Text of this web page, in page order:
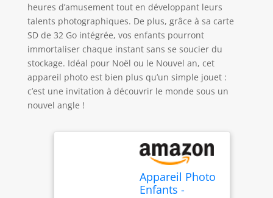
heures d’amusement tout en développant leurs
talents photographiques. De plus, grâce à sa carte
SD de 32 Go intégrée, vos enfants pourront
immortaliser chaque instant sans se soucier du
stockage. Idéal pour Noël ou le Nouvel an, cet
appareil photo est bien plus qu’un simple jouet :
c’est une invitation à découvrir le monde sous un
nouvel angle !
Appareil Photo
Enfants -